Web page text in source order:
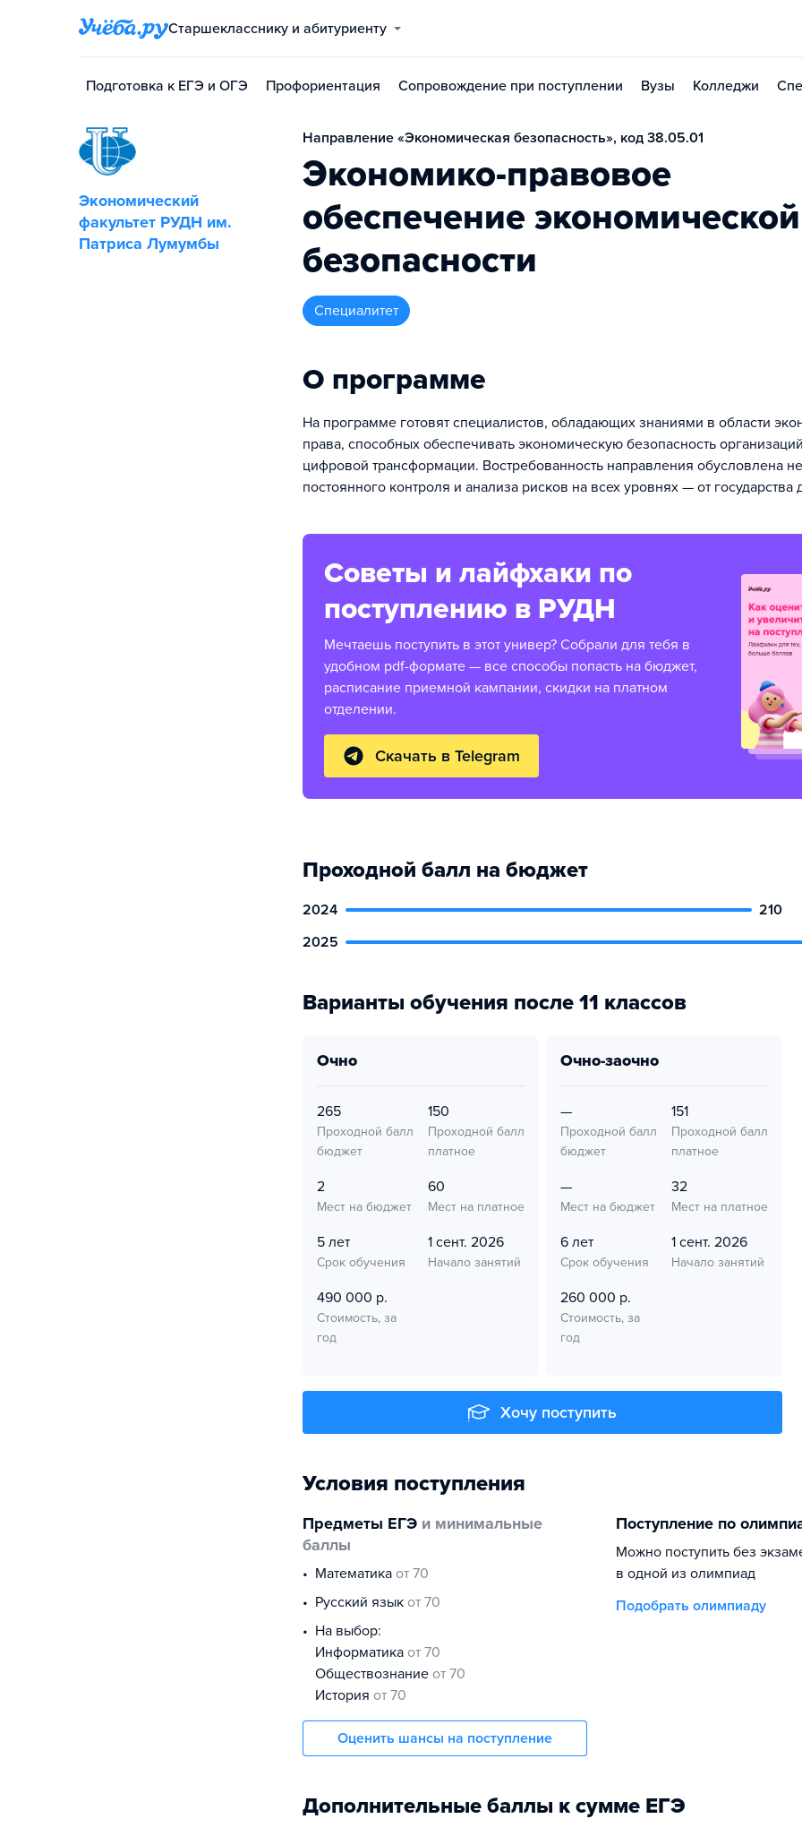
Старшекласснику и абитуриенту
Подготовка к ЕГЭ и ОГЭ Профориентация Сопровождение при поступлении Вузы Колледжи
Экономический
факультет РУДН им.
Патриса Лумумбы
Направление «Экономическая безопасность», код 38.05.01
Экономико-правовое
обеспечение экономической
безопасности
специалитет
О программе
На программе готовят специалистов, обладающих знаниями в области
права, способных обеспечивать экономическую безопасность
цифровой трансформации. Востребованность направления обусловлена
постоянного контроля и анализа рисков на всех уровнях — от государства
Советы и лайфхаки по
поступлению в РУДН
Мечтаешь поступить в этот универ? Собрали для тебя в
удобном pdf-формате — все способы попасть на бюджет,
расписание приемной кампании, скидки на платном
отделении.
Скачать в Telegram
Проходной балл на бюджет
2024
210
2025
Варианты обучения после 11 классов
очно
265
Проходной балл
бюджет
150
Проходной балл
платное
2
Мест на бюджет
60
Мест на платное
5 лет
Срок обучения
1 сент. 2026
Начало занятий
490 000 р.
Стоимость, за
год
очно-заочно
—
Проходной балл
бюджет
151
Проходной балл
платное
—
Мест на бюджет
32
Мест на платное
6 лет
Срок обучения
1 сент. 2026
Начало занятий
260 000 р.
Стоимость, за
год
Хочу поступить
Условия поступления
Предметы ЕГЭ и минимальные
баллы
математика от 70
русский язык от 70
На выбор:
информатика от 70
обществознание от 70
история от 70
Оценить шансы на поступление
Поступление по
Можно поступить без
в одной из олимпиад
Подобрать олимпиаду
Дополнительные баллы к сумме ЕГЭ